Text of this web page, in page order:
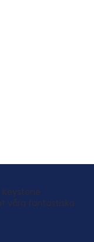
våra fantastiska